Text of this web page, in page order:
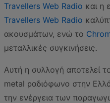
Travellers Web Radio και η
Travellers Web Radio
ακουσμάτων, ενώ το
μεταλλικές συγκινήσεις.
Αυτή η συλλογή αποτελεί
metal ραδιόφωνο στην
την ενέργεια των